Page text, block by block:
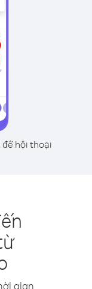
đề hội thoại
gian